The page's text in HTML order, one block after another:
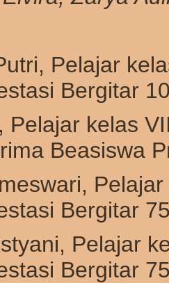
Pelajar
Bergitar
Pelajar kelas
Beasiswa
Bergitar
Pelajar
Bergitar